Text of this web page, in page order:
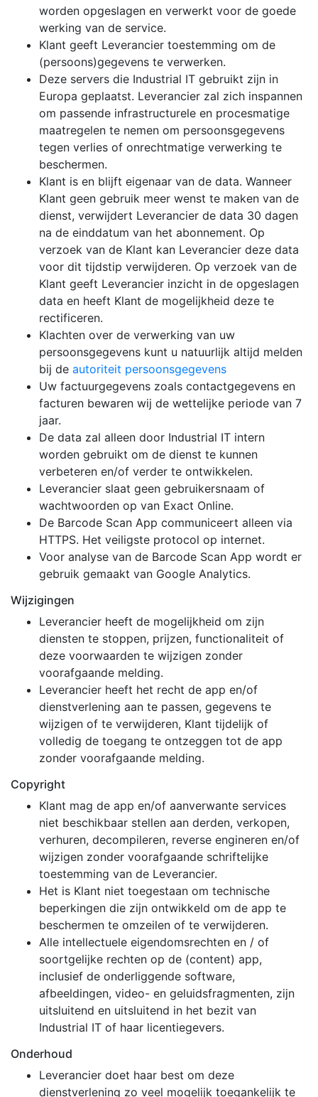
worden opgeslagen en verwerkt voor de goede
werking van de service.
Klant geeft Leverancier toestemming om de
(persoons)gegevens te verwerken.
Deze servers die Industrial IT gebruikt zijn in
Europa geplaatst. Leverancier zal zich inspannen
om passende infrastructurele en procesmatige
maatregelen te nemen om persoonsgegevens
tegen verlies of onrechtmatige verwerking te
beschermen.
Klant is en blijft eigenaar van de data. Wanneer
Klant geen gebruik meer wenst te maken van de
dienst, verwijdert Leverancier de data 30 dagen
na de einddatum van het abonnement. Op
verzoek van de Klant kan Leverancier deze data
voor dit tijdstip verwijderen. Op verzoek van de
Klant geeft Leverancier inzicht in de opgeslagen
data en heeft Klant de mogelijkheid deze te
rectificeren.
Klachten over de verwerking van uw
persoonsgegevens kunt u natuurlijk altijd melden
bij de autoriteit persoonsgegevens
Uw factuurgegevens zoals contactgegevens en
facturen bewaren wij de wettelijke periode van 7
jaar.
De data zal alleen door Industrial IT intern
worden gebruikt om de dienst te kunnen
verbeteren en/of verder te ontwikkelen.
Leverancier slaat geen gebruikersnaam of
wachtwoorden op van Exact Online.
De Barcode Scan App communiceert alleen via
HTTPS. Het veiligste protocol op internet.
Voor analyse van de Barcode Scan App wordt er
gebruik gemaakt van Google Analytics.
Wijzigingen
Leverancier heeft de mogelijkheid om zijn
diensten te stoppen, prijzen, functionaliteit of
deze voorwaarden te wijzigen zonder
voorafgaande melding.
Leverancier heeft het recht de app en/of
dienstverlening aan te passen, gegevens te
wijzigen of te verwijderen, Klant tijdelijk of
volledig de toegang te ontzeggen tot de app
zonder voorafgaande melding.
Copyright
Klant mag de app en/of aanverwante services
niet beschikbaar stellen aan derden, verkopen,
verhuren, decompileren, reverse engineren en/of
wijzigen zonder voorafgaande schriftelijke
toestemming van de Leverancier.
Het is Klant niet toegestaan om technische
beperkingen die zijn ontwikkeld om de app te
beschermen te omzeilen of te verwijderen.
Alle intellectuele eigendomsrechten en / of
soortgelijke rechten op de (content) app,
inclusief de onderliggende software,
afbeeldingen, video- en geluidsfragmenten, zijn
uitsluitend en uitsluitend in het bezit van
Industrial IT of haar licentiegevers.
Onderhoud
Leverancier doet haar best om deze
dienstverlening zo veel mogelijk toegankelijk te